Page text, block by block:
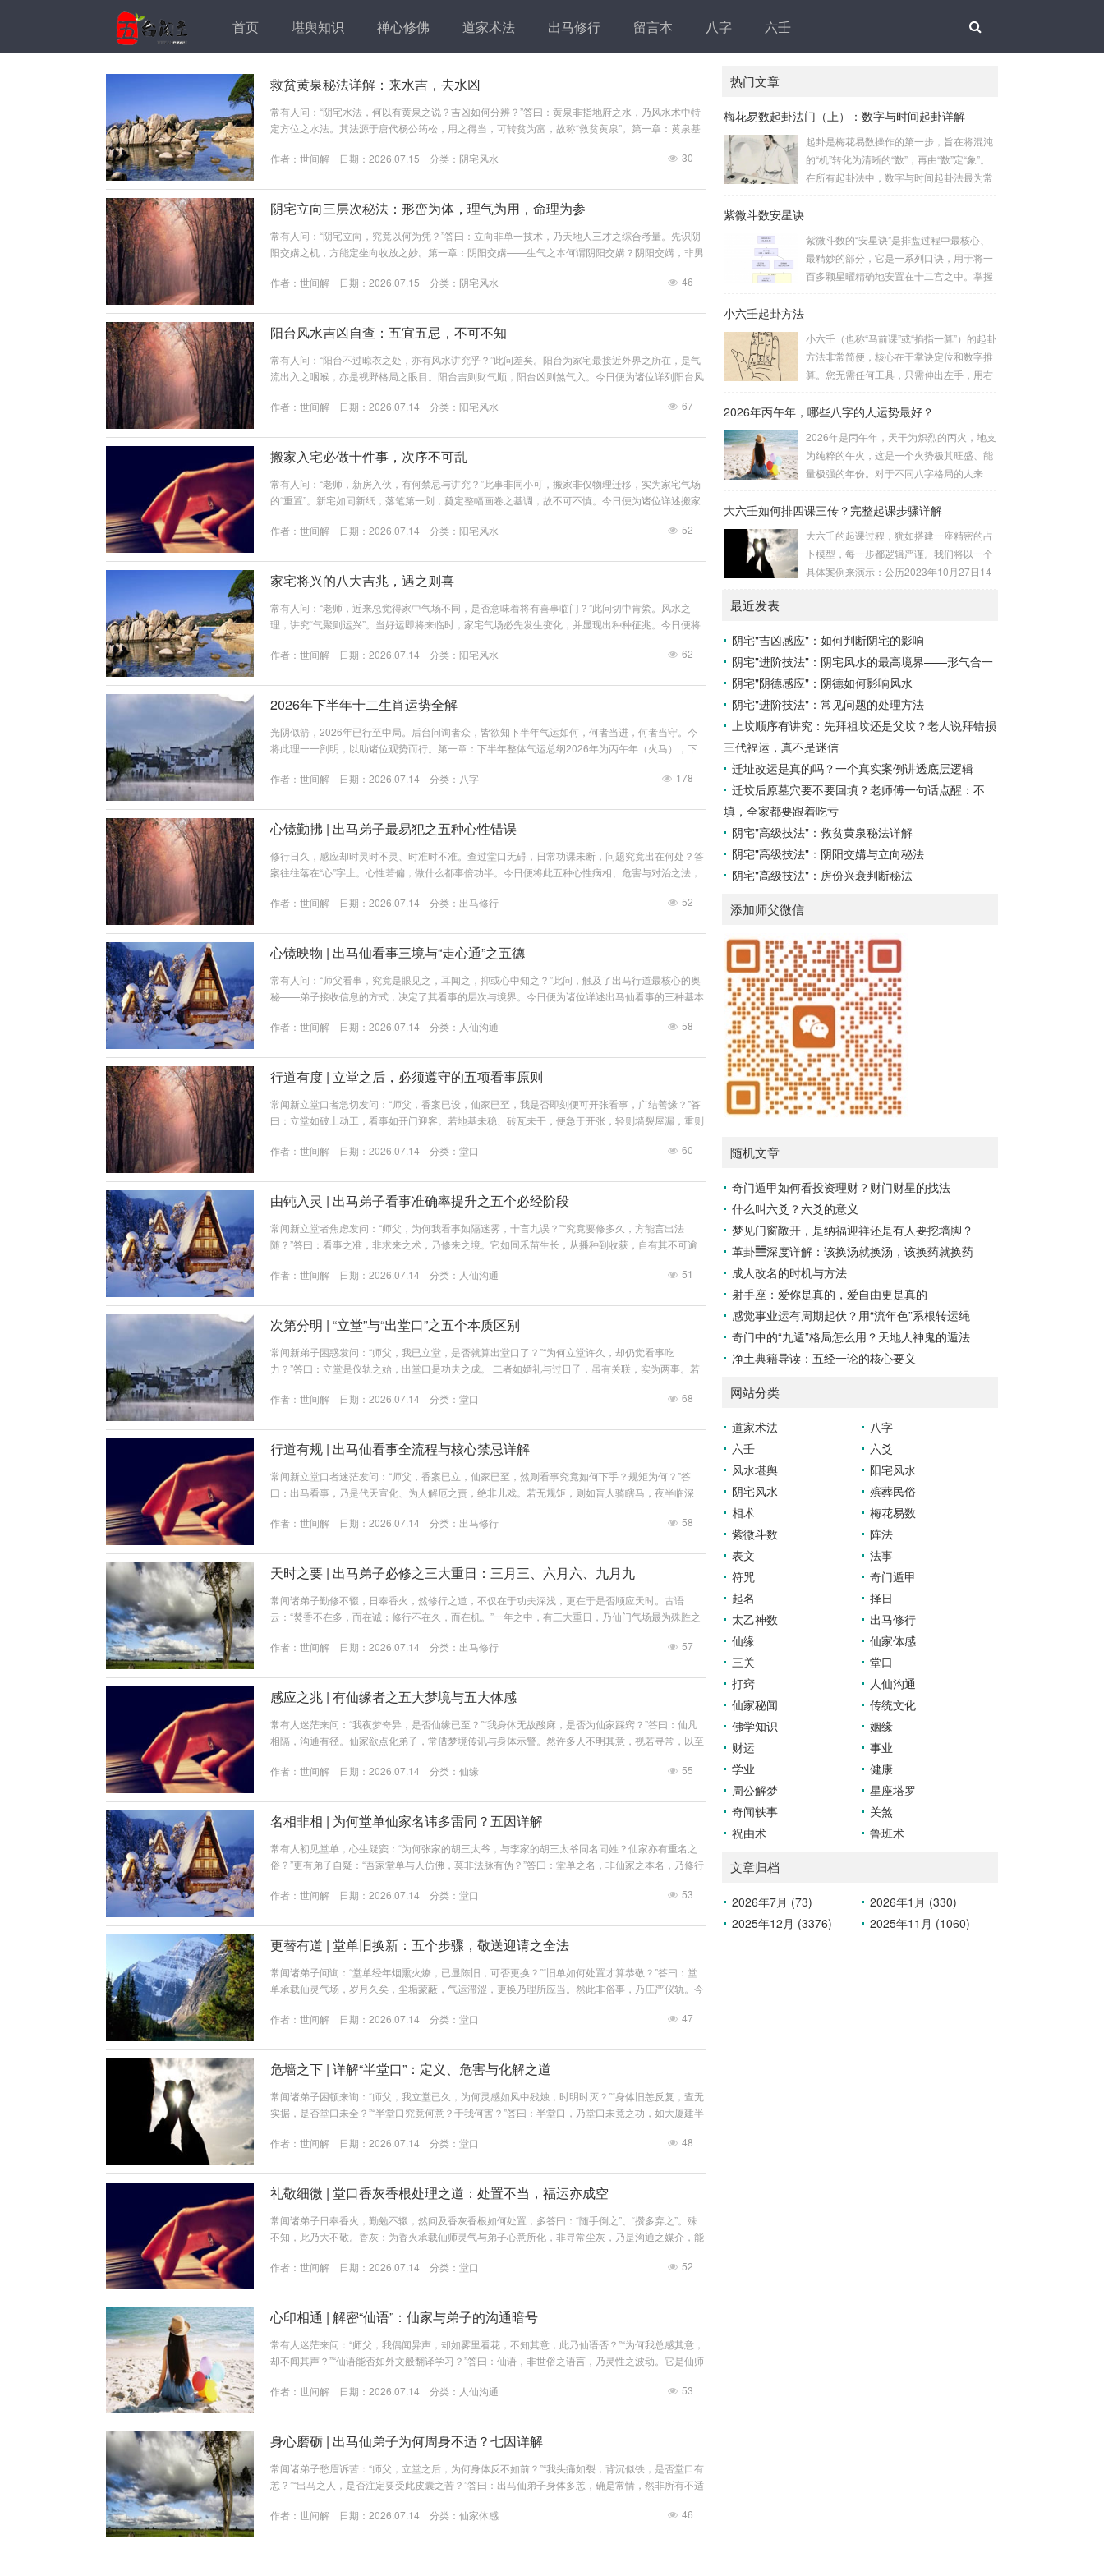
首页 堪舆知识 禅心修佛 道家术法 出马修行 留言本 八字 六壬
救贫黄泉秘法详解：来水吉，去水凶
常有人问：“阴宅水法，何以有黄泉之说？吉凶如何分辨？”答曰：黄泉非指地府之水，乃风水术中特
定方位之水法。其法源于唐代杨公筠松，用之得当，可转贫为富，故称“救贫黄泉”。第一章：黄泉基
地下水脉，为气场之载体。黄泉的三种分类：类型含义吉凶救贫黄泉特定方位之来水大吉劫煞黄泉特
水宗师杨筠松（号救贫）所传。杨救贫（...
作者： 世间解 日期：2026.07.15 分类： 阴宅风水 30
阴宅立向三层次秘法：形峦为体，理气为用，命理为参
常有人问：“阴宅立向，究竟以何为凭？”答曰：立向非单一技术，乃天地人三才之综合考量。先识阴
阳交媾之机，方能定坐向收放之妙。第一章：阴阳交媾——生气之本何谓阴阳交媾？阴阳交媾，非男
来源：太阳、天光、山脉之刚健。阴气之来源：地脉、水气、穴位之柔静。交媾之条件：阴阳二气须
庇之功。形峦层面之阴阳：阳形：山体高...
作者： 世间解 日期：2026.07.15 分类： 阴宅风水 46
阳台风水吉凶自查：五宜五忌，不可不知
常有人问：“阳台不过晾衣之处，亦有风水讲究乎？”此问差矣。阳台为家宅最接近外界之所在，是气
流出入之咽喉，亦是视野格局之眼目。阳台吉则财气顺，阳台凶则煞气入。今日便为诸位详列阳台风
得天独厚之吉象：环境类型风水寓意视野开阔，面向公园、花园生气充足，贵人运旺面向河流、湖泊
场清净，平安吉祥第二章：坏风水的阳台环...
作者： 世间解 日期：2026.07.14 分类： 阳宅风水 67
搬家入宅必做十件事，次序不可乱
常有人问：“老师，新房入伙，有何禁忌与讲究？”此事非同小可，搬家非仅物理迁移，实为家宅气场
的“重置”。新宅如同新纸，落笔第一划，奠定整幅画卷之基调，故不可不慎。今日便为诸位详述搬家
之重。搬家非周末闲事，须择吉而行。避凶：避开农历七月（鬼月）；避开与家中成员属相相冲之
佳，此时阳气旺盛，最宜搬迁。下...
作者： 世间解 日期：2026.07.14 分类： 阳宅风水 52
家宅将兴的八大吉兆，遇之则喜
常有人问：“老师，近来总觉得家中气场不同，是否意味着将有喜事临门？”此问切中肯綮。风水之
理，讲究“气聚则运兴”。当好运即将来临时，家宅气场必先发生变化，并显现出种种征兆。今日便将
机之兆）现象：家中绿植无缘由地枝繁叶茂，叶片油亮反光，或多年未开花的植物突然绽放。原理：
财富，此为财气正在汇聚的前奏。对照...
作者： 世间解 日期：2026.07.14 分类： 阳宅风水 62
2026年下半年十二生肖运势全解
光阴似箭，2026年已行至中局。后台问询者众，皆欲知下半年气运如何，何者当进，何者当守。今
将此理一一剖明，以助诸位观势而行。第一章：下半年整体气运总纲2026年为丙午年（火马），下
运显，宜顺势而为8月未月★★★★ 稳定财运积累，宜稳扎稳打9月申月★★★★★ 爆发金水相生，
12月亥月★★★★ 收官...
作者： 世间解 日期：2026.07.14 分类： 八字 178
心镜勤拂 | 出马弟子最易犯之五种心性错误
修行日久，感应却时灵时不灵、时准时不准。查过堂口无碍，日常功课未断，问题究竟出在何处？答
案往往落在“心”字上。心性若偏，做什么都事倍功半。今日便将此五种心性病相、危害与对治之法，
对“有身份”者恭敬，对普通人敷衍。以缘主之外在条件决定自己之态度。后果：仙家看的是平等心，
者何人，皆视如父母、兄弟、姊妹。问...
作者： 世间解 日期：2026.07.14 分类： 出马修行 52
心镜映物 | 出马仙看事三境与“走心通”之五德
常有人问：“师父看事，究竟是眼见之，耳闻之，抑或心中知之？”此问，触及了出马行道最核心的奥
秘——弟子接收信息的方式，决定了其看事的层次与境界。今日便为诸位详述出马仙看事的三种基本
觉、直觉第一境：走眼通（视觉型）特点：信息以“画面”形式呈现。闭上眼睛可见场景回放，或睁眼
较强之人。第二境：走耳通（听觉型）特...
作者： 世间解 日期：2026.07.14 分类： 人仙沟通 58
行道有度 | 立堂之后，必须遵守的五项看事原则
常闻新立堂口者急切发问：“师父，香案已设，仙家已至，我是否即刻便可开张看事，广结善缘？”答
曰：立堂如破土动工，看事如开门迎客。若地基未稳、砖瓦未干，便急于开张，轻则墙裂屋漏，重则
明。第一章：原则一——立堂不等于可以看事（需经磨合）核心要义：仪式完成，仅是“领证”，尚
每日香火不断：建立稳定的沟通习惯，...
作者： 世间解 日期：2026.07.14 分类： 堂口 60
由钝入灵 | 出马弟子看事准确率提升之五个必经阶段
常闻新立堂者焦虑发问：“师父，为何我看事如隔迷雾，十言九误？”“究竟要修多久，方能言出法
随？”答曰：看事之准，非求来之术，乃修来之境。它如同禾苗生长，从播种到收获，自有其不可逾
完全不准期（初立堂，约0-3个月）状态画像：如雾里看花，水中望月。信息零散混乱，难以拼凑成
尚在适应“新家”气场，信息传递通道未完...
作者： 世间解 日期：2026.07.14 分类： 人仙沟通 51
次第分明 | “立堂”与“出堂口”之五个本质区别
常闻新弟子困惑发问：“师父，我已立堂，是否就算出堂口了？”“为何立堂许久，却仍觉看事吃
力？”答曰：立堂是仪轨之始，出堂口是功夫之成。 二者如婚礼与过日子，虽有关联，实为两事。若
第一章：区别一——性质不同（仪式 vs 状态）立堂（仪式）如新婚典礼，是一场正式确立关系的仪
活，是一种状态。当弟子与仙家磨合日久，...
作者： 世间解 日期：2026.07.14 分类： 堂口 68
行道有规 | 出马仙看事全流程与核心禁忌详解
常闻新立堂口者迷茫发问：“师父，香案已立，仙家已至，然则看事究竟如何下手？规矩为何？”答
曰：出马看事，乃是代天宣化、为人解厄之责，绝非儿戏。若无规矩，则如盲人骑瞎马，夜半临深
章：看事前之准备——请仙、报八字、踩窍第一要：请仙（搭桥引路）看事之前，必先请仙家临坛。
号，若无香，则如手机无信号，信息难通。新弟...
作者： 世间解 日期：2026.07.14 分类： 出马修行 58
天时之要 | 出马弟子必修之三大重日：三月三、六月六、九月九
常闻诸弟子勤修不辍，日奉香火，然修行之道，不仅在于功夫深浅，更在于是否顺应天时。古语
云：“焚香不在多，而在诚；修行不在久，而在机。”一年之中，有三大重日，乃仙门气场最为殊胜之
章：总论——何谓“重日”？三月三、六月六、九月九，皆为农历中“月日同数”之重日。在传统玄学
通畅，故为弟子与仙师沟通之黄金窗口。日...
作者： 世间解 日期：2026.07.14 分类： 出马修行 57
感应之兆 | 有仙缘者之五大梦境与五大体感
常有人迷茫来问：“我夜梦奇异，是否仙缘已至？”“我身体无故酸麻，是否为仙家踩窍？”答曰：仙凡
相隔，沟通有径。仙家欲点化弟子，常借梦境传讯与身体示警。然许多人不明其意，视若寻常，以至
因果。第一章：五大梦境——仙家在梦中“说话”第一种梦：仙家显相此为最典型的仙缘梦境。内容：
面目。关键特征：此梦反复出现，醒来...
作者： 世间解 日期：2026.07.14 分类： 仙缘 55
名相非相 | 为何堂单仙家名讳多雷同？五因详解
常有人初见堂单，心生疑窦：“为何张家的胡三太爷，与李家的胡三太爷同名同姓？仙家亦有重名之
俗？”更有弟子自疑：“吾家堂单与人仿佛，莫非法脉有伪？”答曰：堂单之名，非仙家之本名，乃修行
务，须明一理：堂单上所书，乃“代号”与“职称”，而非仙家之“真名”与“身份证”。譬喻：如同拨打客服
之名，即是那“人工服务...
作者： 世间解 日期：2026.07.14 分类： 堂口 53
更替有道 | 堂单旧换新：五个步骤，敬送迎请之全法
常闻诸弟子问询：“堂单经年烟熏火燎，已显陈旧，可否更换？”“旧单如何处置才算恭敬？”答曰：堂
单承载仙灵气场，岁月久矣，尘垢蒙蔽，气运滞涩，更换乃理所应当。然此非俗事，乃庄严仪轨。今
时该换堂单？堂单乃仙家法脉之载体，出现以下情形，即为更换之机：破损严重：边角撕裂、纸质风
斑。此为秽气所侵，需及时更替。虫蛀水...
作者： 世间解 日期：2026.07.14 分类： 堂口 47
危墙之下 | 详解“半堂口”：定义、危害与化解之道
常闻诸弟子困顿来询：“师父，我立堂已久，为何灵感如风中残烛，时明时灭？”“身体旧恙反复，查无
实据，是否堂口未全？”“半堂口究竟何意？于我何害？”答曰：半堂口，乃堂口未竟之功，如大厦建半
何为“半堂口”？通俗定义：立堂仪式仅完成一半，堂口结构不全，仙家未能全部归位。好比盖房：正
半拉子工程。专业释义：具体表现...
作者： 世间解 日期：2026.07.14 分类： 堂口 48
礼敬细微 | 堂口香灰香根处理之道：处置不当，福运亦成空
常闻诸弟子日奉香火，勤勉不辍，然问及香灰香根如何处置，多答曰：“随手倒之”、“攒多弃之”。殊
不知，此乃大不敬。香灰：为香火承载仙师灵气与弟子心意所化，非寻常尘灰，乃是沟通之媒介，能
恭敬之心，亦可能阻断信息，影响道场清静，转好运为滞运。今日便将此中法度，详述分明。第一
祈愿心念与仙家的降临加持。故而，香灰...
作者： 世间解 日期：2026.07.14 分类： 堂口 52
心印相通 | 解密“仙语”：仙家与弟子的沟通暗号
常有人迷茫来问：“师父，我偶闻异声，却如雾里看花，不知其意，此乃仙语否？”“为何我总感其意，
却不闻其声？”“仙语能否如外文般翻译学习？”答曰：仙语，非世俗之语言，乃灵性之波动。它是仙师
第一章：总论——何谓仙语？仙语，并非一种固定的“方言”或“外语”，而是高维度的信息传递方式。
啦”作响的杂音。传...
作者： 世间解 日期：2026.07.14 分类： 人仙沟通 53
身心磨砺 | 出马仙弟子为何周身不适？七因详解
常闻诸弟子愁眉诉苦：“师父，立堂之后，为何身体反不如前？”“我头痛如裂，背沉似铁，是否堂口有
恙？”“出马之人，是否注定要受此皮囊之苦？”答曰：出马仙弟子身体多恙，确是常情，然非所有不适
马弟子身体之反应，可分为三大类：修行之“功”：如打窍、踩窍，为仙师助力，乃必经之路。因果
心一体，当自我调伏。今日详...
作者： 世间解 日期：2026.07.14 分类： 仙家体感 46
热门文章
梅花易数起卦法门（上）：数字与时间起卦详解
起卦是梅花易数操作的第一步，旨在将混沌
的“机”转化为清晰的“数”，再由“数”定“象”。
在所有起卦法中，数字与时间起卦法最为常
来起卦。步骤：分拆数字：将得到的一组数
字（通常是三位数）分成两半。前几位数为
上卦，后几位数为下卦。如果数字是偶数
位 2 为上卦后两位...
紫微斗数安星诀
紫微斗数的“安星诀”是排盘过程中最核心、
最精妙的部分，它是一系列口诀，用于将一
百多颗星曜精确地安置在十二宫之中。掌握
循严格的步骤。其核心顺序是：定紫微 →
安十四主星 → 布辅星 → 排四化。整个排盘
流程与安星诀的依赖关系，可以清晰地通过
诀（定帝星）这是所有安星的第一步，至关
重要。口诀：紫微天机星逆行，隔一阳武天
同行，...
小六壬起卦方法
小六壬（也称“马前课”或“掐指一算”）的起卦
方法非常简便，核心在于掌诀定位和数字推
算。您无需任何工具，只需伸出左手，用右
与五行属性：大安：位于食指根部，属木，
指指尖，属水，玄武，主数2、7、8，凶。
速喜：位于中指指尖，属火，朱雀，主数
3、6、9，吉。赤口：位于无名指指尖，属
无名指根部，属木，六合，主数5、3、8，
吉。空亡：位于中指根部，属土，勾陈，...
2026年丙午年，哪些八字的人运势最好？
2026年是丙午年，天干为炽烈的丙火，地支
为纯粹的午火，这是一个火势极其旺盛、能
量极强的年份。对于不同八字格局的人来
会如鱼得水，运势冲天；而有些人则会倍感
与需求八字讲究五行平衡与“喜用神”。喜用
神就是那个能对你的命局起到最好平衡、补
助作用的五行。2026年丙午，是火力全开的
天降神助，运势自然一飞冲天。八字命局
中“忌火”的人...
大六壬如何排四课三传？完整起课步骤详解
大六壬的起课过程，犹如搭建一座精密的占
卜模型，每一步都逻辑严谨。我们将以一个
具体案例来演示：公历2023年10月27日14
体现状的基石。三传：事物发展、演变的三
个核心过程（发用、移易、归计）。它是推
演事态发展的主线。你需要：一张空白的天
地盘（内含十二地支）、月将、当天日干日
传”之母，此步必须精准。1. 定月将（布“天
盘”的...
最近发表
阴宅"吉凶感应"：如何判断阴宅的影响
阴宅"进阶技法"：阴宅风水的最高境界——形气合一
阴宅"阴德感应"：阴德如何影响风水
阴宅"进阶技法"：常见问题的处理方法
上坟顺序有讲究：先拜祖坟还是父坟？老人说拜错损
三代福运，真不是迷信
迁址改运是真的吗？一个真实案例讲透底层逻辑
迁坟后原墓穴要不要回填？老师傅一句话点醒：不
填，全家都要跟着吃亏
阴宅"高级技法"：救贫黄泉秘法详解
阴宅"高级技法"：阴阳交媾与立向秘法
阴宅"高级技法"：房份兴衰判断秘法
添加师父微信
随机文章
奇门遁甲如何看投资理财？财门财星的找法
什么叫六爻？六爻的意义
梦见门窗敞开，是纳福迎祥还是有人要挖墙脚？
革卦䷰深度详解：该换汤就换汤，该换药就换药
成人改名的时机与方法
射手座：爱你是真的，爱自由更是真的
感觉事业运有周期起伏？用“流年色”系根转运绳
奇门中的“九遁”格局怎么用？天地人神鬼的遁法
净土典籍导读：五经一论的核心要义
网站分类
道家术法
八字
六壬
六爻
风水堪舆
阳宅风水
阴宅风水
殡葬民俗
相术
梅花易数
紫微斗数
阵法
表文
法事
符咒
奇门遁甲
起名
择日
太乙神数
出马修行
仙缘
仙家体感
三关
堂口
打窍
人仙沟通
仙家秘闻
传统文化
佛学知识
姻缘
财运
事业
学业
健康
周公解梦
星座塔罗
奇闻轶事
关煞
祝由术
鲁班术
文章归档
2026年7月 (73)
2026年1月 (330)
2025年12月 (3376)
2025年11月 (1060)